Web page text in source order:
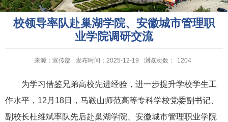
校领导率队赴巢湖学院、安徽城市管理职
业学院调研交流
来源：宣传部 发布时间：2025-12-19 浏览次数： 1204
为学习借鉴兄弟高校先进经验，进一步提升学校学生工
作水平，12月18日，马鞍山师范高等专科学校党委副书记、
副校长杜维斌率队先后赴巢湖学院、安徽城市管理职业学院